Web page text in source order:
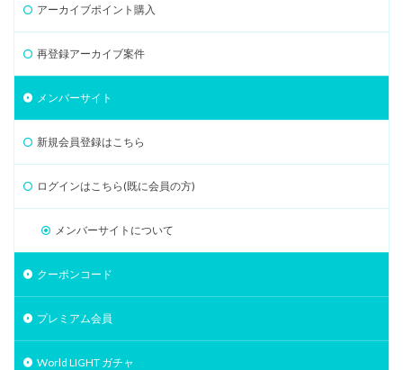
アーカイブポイント購入
再登録アーカイブ案件
メンバーサイト
新規会員登録はこちら
ログインはこちら(既に会員の方)
メンバーサイトについて
クーポンコード
プレミアム会員
World LIGHT ガチャ